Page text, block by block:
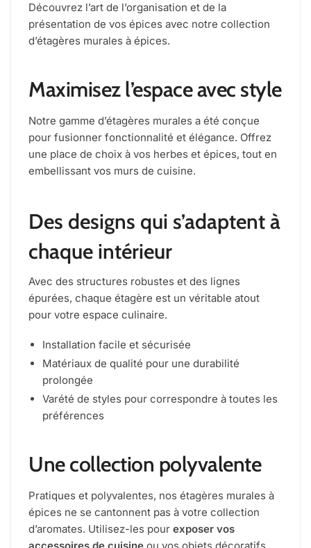
Découvrez l’art de l’organisation et de la
présentation de vos épices avec notre collection
d’étagères murales à épices.
Maximisez l’espace avec style
Notre gamme d’étagères murales a été conçue
pour fusionner fonctionnalité et élégance. Offrez
une place de choix à vos herbes et épices, tout en
embellissant vos murs de cuisine.
Des designs qui s’adaptent à
chaque intérieur
Avec des structures robustes et des lignes
épurées, chaque étagère est un véritable atout
pour votre espace culinaire.
Installation facile et sécurisée
Matériaux de qualité pour une durabilité
prolongée
Varété de styles pour correspondre à toutes les
préférences
Une collection polyvalente
Pratiques et polyvalentes, nos étagères murales à
épices ne se cantonnent pas à votre collection
d’aromates. Utilisez-les pour exposer vos
accessoires de cuisine ou vos objets décoratifs.